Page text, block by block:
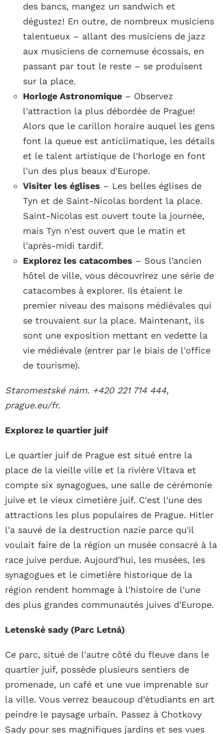
des bancs, mangez un sandwich et
dégustez! En outre, de nombreux musiciens
talentueux – allant des musiciens de jazz
aux musiciens de cornemuse écossais, en
passant par tout le reste – se produisent
sur la place.
Horloge Astronomique – Observez
l'attraction la plus débordée de Prague!
Alors que le carillon horaire auquel les gens
font la queue est anticlimatique, les détails
et le talent artistique de l'horloge en font
l'un des plus beaux d'Europe.
Visiter les églises – Les belles églises de
Tyn et de Saint-Nicolas bordent la place.
Saint-Nicolas est ouvert toute la journée,
mais Tyn n'est ouvert que le matin et
l'après-midi tardif.
Explorez les catacombes – Sous l’ancien
hôtel de ville, vous découvrirez une série de
catacombes à explorer. Ils étaient le
premier niveau des maisons médiévales qui
se trouvaient sur la place. Maintenant, ils
sont une exposition mettant en vedette la
vie médiévale (entrer par le biais de l'office
de tourisme).
Staromestské nám. +420 221 714 444,
prague.eu/fr.
Explorez le quartier juif
Le quartier juif de Prague est situé entre la
place de la vieille ville et la rivière Vltava et
compte six synagogues, une salle de cérémonie
juive et le vieux cimetière juif. C'est l'une des
attractions les plus populaires de Prague. Hitler
l'a sauvé de la destruction nazie parce qu'il
voulait faire de la région un musée consacré à la
race juive perdue. Aujourd'hui, les musées, les
synagogues et le cimetière historique de la
région rendent hommage à l'histoire de l'une
des plus grandes communautés juives d'Europe.
Letenské sady (Parc Letná)
Ce parc, situé de l'autre côté du fleuve dans le
quartier juif, possède plusieurs sentiers de
promenade, un café et une vue imprenable sur
la ville. Vous verrez beaucoup d’étudiants en art
peindre le paysage urbain. Passez à Chotkovy
Sady pour ses magnifiques jardins et ses vues